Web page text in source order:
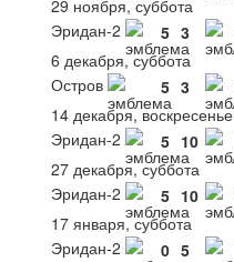
29 ноября, суббота
Эридан-2
5 3
6 декабря, суббота
Остров
5 3
14 декабря, воскресенье
Эридан-2
5 10
27 декабря, суббота
Эридан-2
5 10
17 января, суббота
Эридан-2
0 5